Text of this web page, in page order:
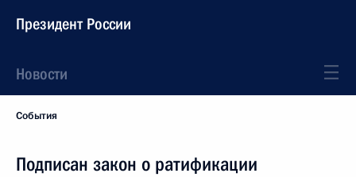
Президент России
Новости
События
Подписан закон о ратификации